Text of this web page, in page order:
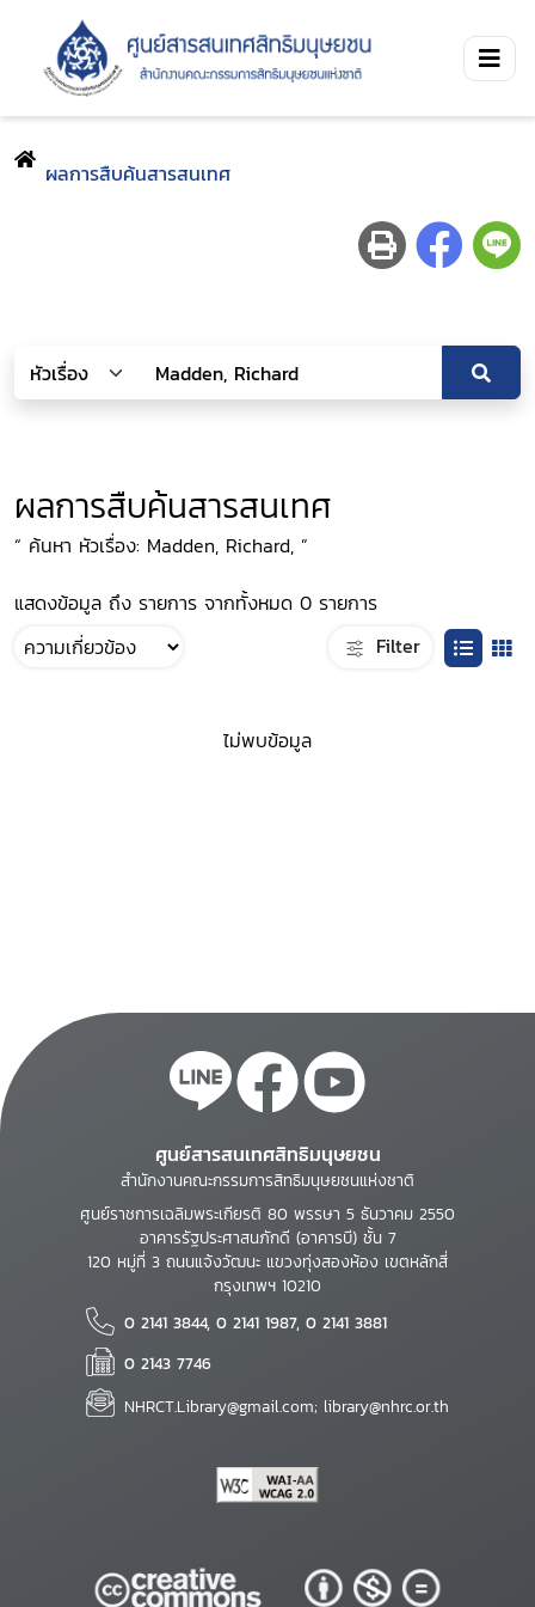
ผลการสืบค้นสารสนเทศ
ผลการสืบค้นสารสนเทศ
“ ค้นหา หัวเรื่อง: Madden, Richard, ”
แสดงข้อมูล ถึง รายการ จากทั้งหมด 0 รายการ
Filter
ไม่พบข้อมูล
ศูนย์สารสนเทศสิทธิมนุษยชน
สำนักงานคณะกรรมการสิทธิมนุษยชนแห่งชาติ
ศูนย์ราชการเฉลิมพระเกียรติ 80 พรรษา 5 ธันวาคม 2550
อาคารรัฐประศาสนภักดี (อาคารบี) ชั้น 7
120 หมู่ที่ 3 ถนนแจ้งวัฒนะ แขวงทุ่งสองห้อง เขตหลักสี่
กรุงเทพฯ 10210
0 2141 3844, 0 2141 1987, 0 2141 3881
0 2143 7746
NHRCT.Library@gmail.com; library@nhrc.or.th